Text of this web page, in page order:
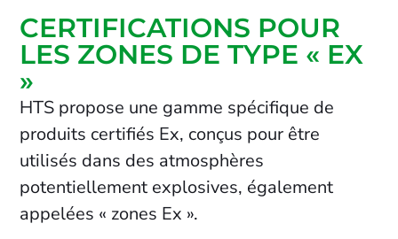
CERTIFICATIONS POUR
LES ZONES DE TYPE « EX
»
HTS propose une gamme spécifique de
produits certifiés Ex, conçus pour être
utilisés dans des atmosphères
potentiellement explosives, également
appelées « zones Ex ».